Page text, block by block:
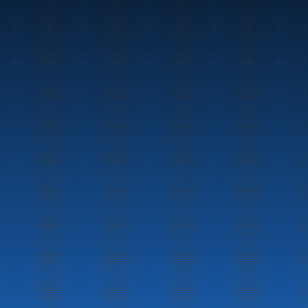
Marine
Auto & Industri
Bensinstasjoner
Tankingskort
Våre Produkter
Om selskapet
Aktuelt
Beredskapsinformasjon
Personvern
Kontakt oss